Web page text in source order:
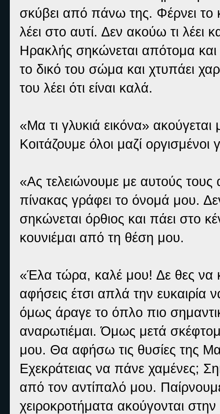
σκύβει από πάνω της. Φέρνει το
λέει στο αυτί. Δεν ακούω τι λέει
Ηρακλής σηκώνεται απότομα και
το δικό του σώμα και χτυπάει
του λέει ότι είναι καλά.
«Μα τι γλυκιά εικόνα»
Κοιτάζουμε όλοι μαζί
«Ας τελειώνουμε με αυτούς τους
πίνακας γράφει το όνομά μου.
σηκώνεται όρθιος και πάει στο
κουνιέμαι από τη θέση μου.
«Έλα τώρα, καλέ μου! Δε θες να
αφήσεις έτσι απλά την ευκαιρία
όμως άραγε το όπλο πιο
αναρωτιέμαι. Όμως μετά
μου. Θα αφήσω τις θυσίες της
Εχεκράτειας να πάνε χαμένες;
από τον αντίπαλό μου.
χειροκροτήματα ακούγονται